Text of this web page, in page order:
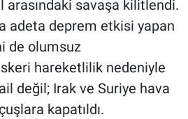
arasındaki savaşa kilitlendi.
adeta deprem etkisi yapan
de olumsuz
hareketlilik nedeniyle
değil; Irak ve Suriye hava
kapatıldı.